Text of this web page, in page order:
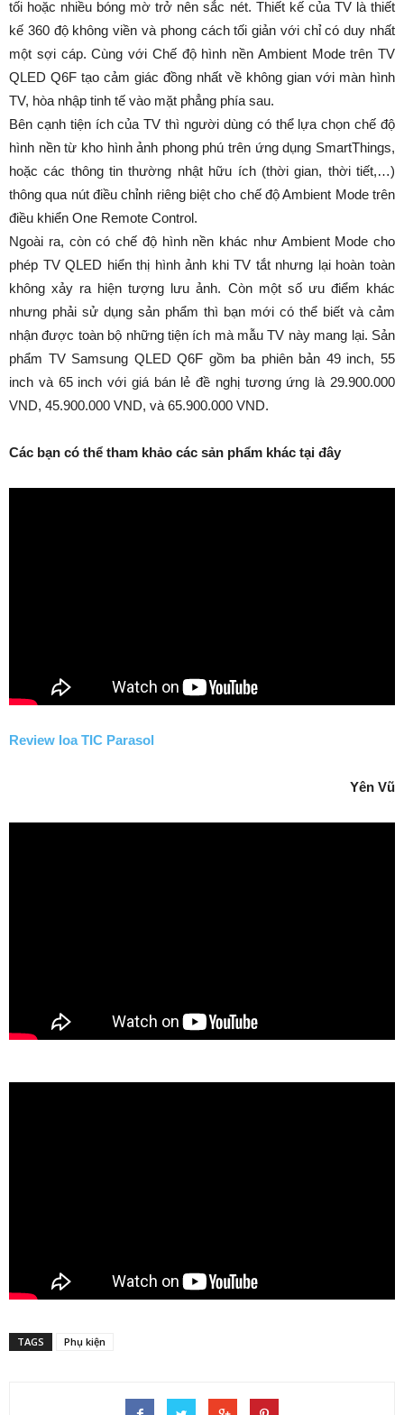
tối hoặc nhiều bóng mờ trở nên sắc nét. Thiết kế của TV là thiết
kế 360 độ không viền và phong cách tối giản với chỉ có duy nhất
một sợi cáp. Cùng với Chế độ hình nền Ambient Mode trên TV
QLED Q6F tạo cảm giác đồng nhất về không gian với màn hình
TV, hòa nhập tinh tế vào mặt phẳng phía sau.
Bên cạnh tiện ích của TV thì người dùng có thể lựa chọn chế độ
hình nền từ kho hình ảnh phong phú trên ứng dụng SmartThings,
hoặc các thông tin thường nhật hữu ích (thời gian, thời tiết,…)
thông qua nút điều chỉnh riêng biệt cho chế độ Ambient Mode trên
điều khiển One Remote Control.
Ngoài ra, còn có chế độ hình nền khác như Ambient Mode cho
phép TV QLED hiển thị hình ảnh khi TV tắt nhưng lại hoàn toàn
không xảy ra hiện tượng lưu ảnh. Còn một số ưu điểm khác
nhưng phải sử dụng sản phẩm thì bạn mới có thể biết và cảm
nhận được toàn bộ những tiện ích mà mẫu TV này mang lại. Sản
phẩm TV Samsung QLED Q6F gồm ba phiên bản 49 inch, 55
inch và 65 inch với giá bán lẻ đề nghị tương ứng là 29.900.000
VND, 45.900.000 VND, và 65.900.000 VND.
Các bạn có thể tham khảo các sản phẩm khác tại đây
Review loa TIC Parasol
Yên Vũ
TAGS Phụ kiện